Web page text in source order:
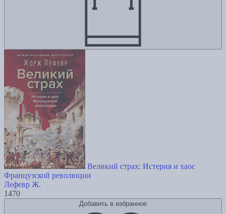
Великий страх: Истерия и хаос
Французской революции
Лефевр Ж.
1470
Добавить в избранное